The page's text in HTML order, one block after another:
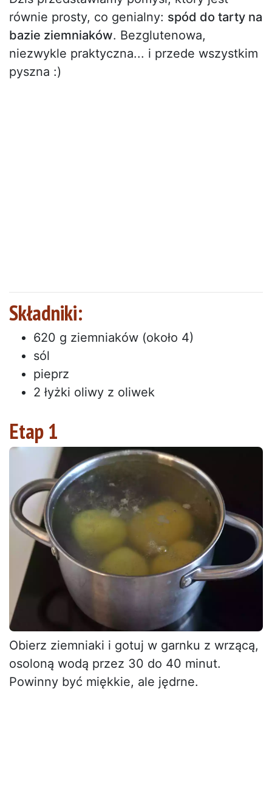
równie prosty, co genialny: spód do tarty na
bazie ziemniaków. Bezglutenowa,
niezwykle praktyczna... i przede wszystkim
pyszna :)
Składniki:
620 g ziemniaków (około 4)
sól
pieprz
2 łyżki oliwy z oliwek
Etap 1
Obierz ziemniaki i gotuj w garnku z wrzącą,
osoloną wodą przez 30 do 40 minut.
Powinny być miękkie, ale jędrne.